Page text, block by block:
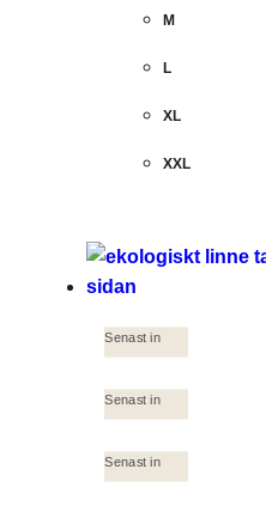
M
L
XL
XXL
Senast in
Senast in
Senast in